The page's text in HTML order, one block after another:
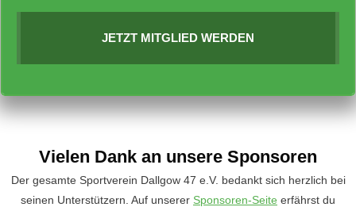
JETZT MITGLIED WERDEN
Vielen Dank an unsere Sponsoren
Der gesamte Sportverein Dallgow 47 e.V. bedankt sich herzlich bei
seinen Unterstützern. Auf unserer Sponsoren-Seite erfährst du